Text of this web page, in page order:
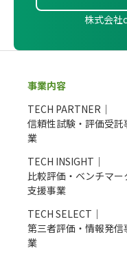
株式会
事業内容
TECH PARTNER｜
信頼性試験・評価受託
業
TECH INSIGHT｜
比較評価・ベンチマー
支援事業
TECH SELECT｜
第三者評価・情報発信
業